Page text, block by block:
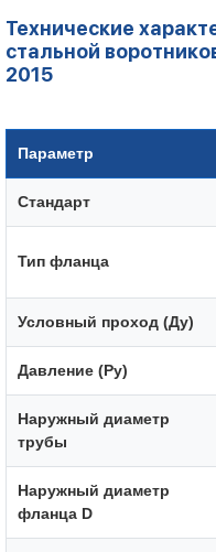
Технические
стальной
2015
Параметр
Стандарт
Тип фланца
Условный проход (Ду)
Давление (Ру)
Наружный диаметр
трубы
Наружный диаметр
фланца D